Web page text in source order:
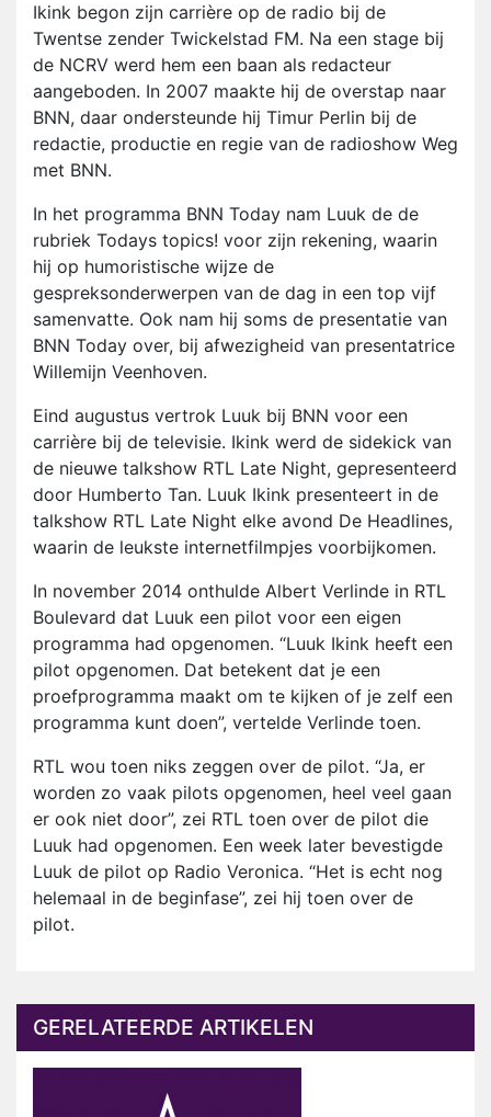
Ikink begon zijn carrière op de radio bij de
Twentse zender Twickelstad FM. Na een stage bij
de NCRV werd hem een baan als redacteur
aangeboden. In 2007 maakte hij de overstap naar
BNN, daar ondersteunde hij Timur Perlin bij de
redactie, productie en regie van de radioshow Weg
met BNN.
In het programma BNN Today nam Luuk de de
rubriek Todays topics! voor zijn rekening, waarin
hij op humoristische wijze de
gespreksonderwerpen van de dag in een top vijf
samenvatte. Ook nam hij soms de presentatie van
BNN Today over, bij afwezigheid van presentatrice
Willemijn Veenhoven.
Eind augustus vertrok Luuk bij BNN voor een
carrière bij de televisie. Ikink werd de sidekick van
de nieuwe talkshow RTL Late Night, gepresenteerd
door Humberto Tan. Luuk Ikink presenteert in de
talkshow RTL Late Night elke avond De Headlines,
waarin de leukste internetfilmpjes voorbijkomen.
In november 2014 onthulde Albert Verlinde in RTL
Boulevard dat Luuk een pilot voor een eigen
programma had opgenomen. “Luuk Ikink heeft een
pilot opgenomen. Dat betekent dat je een
proefprogramma maakt om te kijken of je zelf een
programma kunt doen”, vertelde Verlinde toen.
RTL wou toen niks zeggen over de pilot. “Ja, er
worden zo vaak pilots opgenomen, heel veel gaan
er ook niet door”, zei RTL toen over de pilot die
Luuk had opgenomen. Een week later bevestigde
Luuk de pilot op Radio Veronica. “Het is echt nog
helemaal in de beginfase”, zei hij toen over de
pilot.
GERELATEERDE ARTIKELEN